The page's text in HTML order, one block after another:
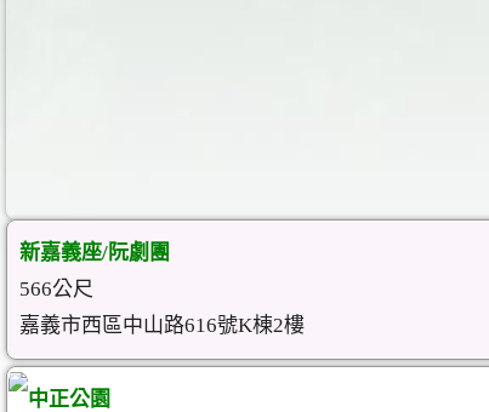
新嘉義座/阮劇團
566公尺
嘉義市西區中山路616號K棟2樓
中正公園